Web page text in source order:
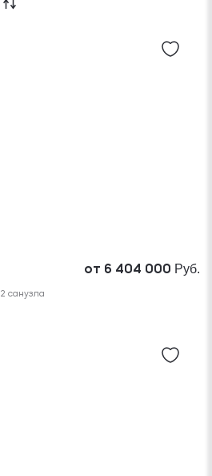
от 6 404 000 Руб.
2 санузла